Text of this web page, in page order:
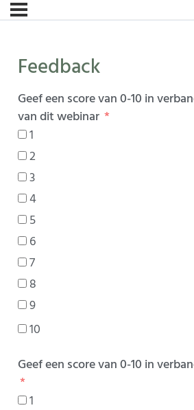
Feedback
Geef een score van 0-10 in
van dit webinar
1
2
3
4
5
6
7
8
9
10
Geef een score van 0-10 in
1